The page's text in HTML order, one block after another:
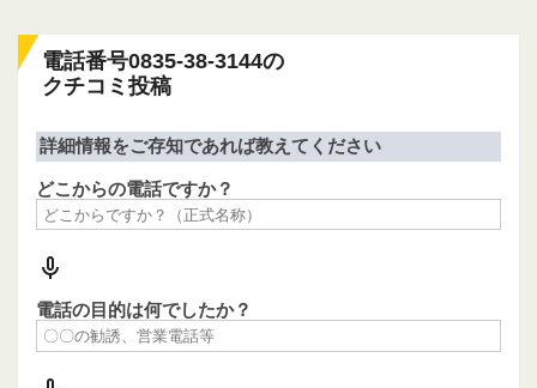
電話番号0835-38-3144の
クチコミ投稿
詳細情報をご存知であれば教えてください
どこからの電話ですか？
電話の目的は何でしたか？